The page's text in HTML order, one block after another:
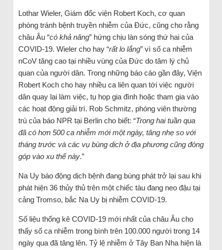
Lothar Wieler, Giám đốc viện Robert Koch, cơ quan
phòng tránh bệnh truyền nhiễm của Đức, cũng cho rằng
châu Âu “có khả năng” hứng chịu làn sóng thứ hai của
COVID-19. Wieler cho hay “rất lo lắng” vì số ca nhiễm
nCoV tăng cao tại nhiều vùng của Đức do tâm lý chủ
quan của người dân. Trong những báo cáo gần đây, Viện
Robert Koch cho hay nhiều ca liên quan tới việc người
dân quay lại làm việc, tụ họp gia đình hoặc tham gia vào
các hoạt động giải trí. Rob Schmitz, phóng viên thường
trú của báo NPR tại Berlin cho biết: “Trong hai tuần qua
đã có hơn 500 ca nhiễm mới một ngày, tăng nhẹ so với
tháng trước và các vụ bùng dịch ở địa phương cũng đóng
góp vào xu thế này.”
Na Uy báo động dịch bệnh đang bùng phát trở lại sau khi
phát hiện 36 thủy thủ trên một chiếc tàu đang neo đậu tại
cảng Tromso, bắc Na Uy bị nhiễm COVID-19.
Số liệu thống kê COVID-19 mới nhất của châu Âu cho
thấy số ca nhiễm trong bình trên 100.000 người trong 14
ngày qua đã tăng lên. Tỷ lệ nhiễm ở Tây Ban Nha hiện là